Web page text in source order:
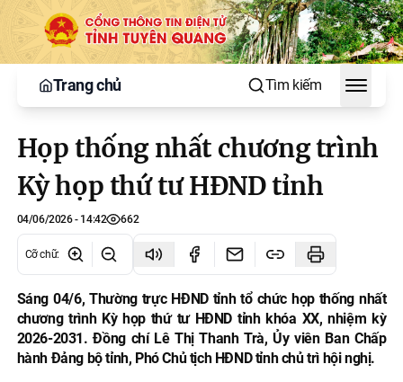
Trang chủ Tìm kiếm
Toggle
Họp thống nhất chương trình
Kỳ họp thứ tư HĐND tỉnh
04/06/2026 - 14:42 662
Cỡ chữ:
Sáng 04/6, Thường trực HĐND tỉnh tổ chức họp thống nhất
chương trình Kỳ họp thứ tư HĐND tỉnh khóa XX, nhiệm kỳ
2026-2031. Đồng chí Lê Thị Thanh Trà, Ủy viên Ban Chấp
hành Đảng bộ tỉnh, Phó Chủ tịch HĐND tỉnh chủ trì hội nghị.